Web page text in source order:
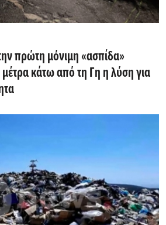
πρώτη μόνιμη «ασπίδα»
κάτω από τη Γη η λύση για